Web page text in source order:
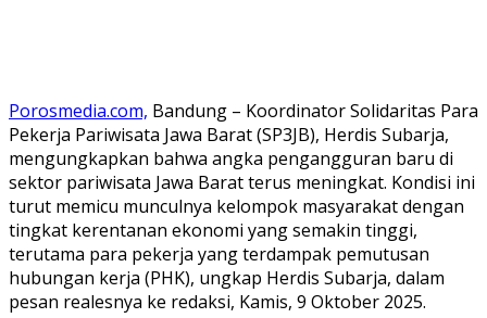
Porosmedia.com, Bandung – Koordinator Solidaritas Para
Pekerja Pariwisata Jawa Barat (SP3JB), Herdis Subarja,
mengungkapkan bahwa angka pengangguran baru di
sektor pariwisata Jawa Barat terus meningkat. Kondisi ini
turut memicu munculnya kelompok masyarakat dengan
tingkat kerentanan ekonomi yang semakin tinggi,
terutama para pekerja yang terdampak pemutusan
hubungan kerja (PHK), ungkap Herdis Subarja, dalam
pesan realesnya ke redaksi, Kamis, 9 Oktober 2025.